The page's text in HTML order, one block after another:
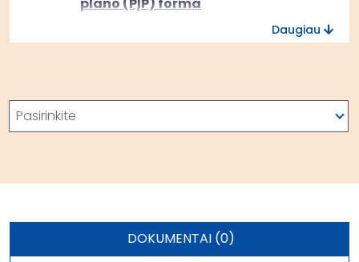
Daugiau
Paieška
Pasirinkite
DOKUMENTAI (0)